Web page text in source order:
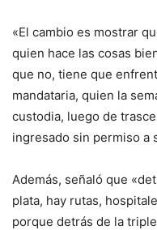
«El cambio es mostrar
quien hace las cosas
que no, tiene que
mandataria, quien la
custodia, luego de
ingresado sin permiso a
Además, señaló que
plata, hay rutas,
porque detrás de la